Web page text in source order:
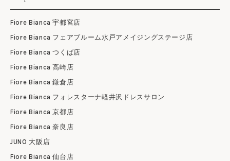
Fiore Bianca 宇都宮店
Fiore Bianca フェアブルーム水戸アメイジングステージ店
Fiore Bianca つくば店
Fiore Bianca 高崎店
Fiore Bianca 鎌倉店
Fiore Bianca フォレスターナ軽井沢ドレスサロン
Fiore Bianca 京都店
Fiore Bianca 奈良店
JUNO 大阪店
Fiore Bianca 仙台店